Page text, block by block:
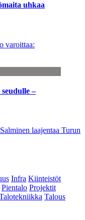
uhkaa
varoittaa:
–
laajentaa Turun
Infra Kiinteistöt
Pientalo Projektit
Talous